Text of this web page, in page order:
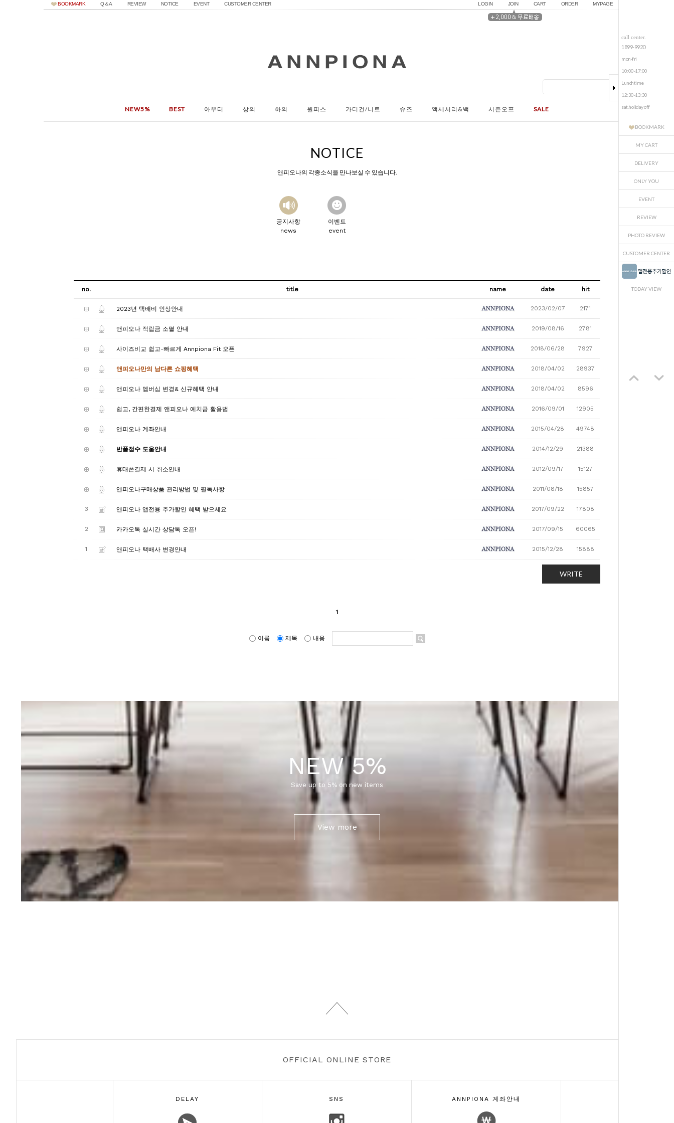
BOOKMARK Q＆A REVIEW NOTICE EVENT CUSTOMER CENTER LOGIN JOIN CART ORDER MYPAGE
NEW5% BEST 아우터 상의 하의 원피스 가디건/니트 슈즈 액세서리&백 시즌오프 SALE
call center.
1899-9920
mon-fri
10:00-17:00
Lunchtime
12:30-13:30
sat.holiday off
BOOKMARK
MY CART
DELIVERY
ONLY YOU
EVENT
REVIEW
PHOTO REVIEW
CUSTOMER CENTER
TODAY VIEW
NOTICE
앤피오나의 각종소식을 만나보실 수 있습니다.
공지사항
news
이벤트
event
no. title name date hit
2023년 택배비 인상안내 2023/02/07 2171
앤피오나 적립금 소멸 안내 2019/08/16 2781
사이즈비교 쉽고-빠르게 Annpiona Fit 오픈 2018/06/28 7927
앤피오나만의 남다른 쇼핑혜택 2018/04/02 28937
앤피오나 멤버십 변경& 신규혜택 안내 2018/04/02 8596
쉽고, 간편한결제 앤피오나 예치금 활용법 2016/09/01 12905
앤피오나 계좌안내 2015/04/28 49748
반품접수 도움안내 2014/12/29 21388
휴대폰결제 시 취소안내 2012/09/17 15127
앤피오나구매상품 관리방법 및 필독사항 2011/08/18 15857
3 앤피오나 앱전용 추가할인 혜택 받으세요 2017/09/22 17808
2 카카오톡 실시간 상담톡 오픈! 2017/09/15 60065
1 앤피오나 택배사 변경안내 2015/12/28 15888
WRITE
1
이름 제목 내용
NEW 5%
Save up to 5% on new items
View more
OFFICIAL ONLINE STORE
DELAY SNS ANNPIONA 계좌안내